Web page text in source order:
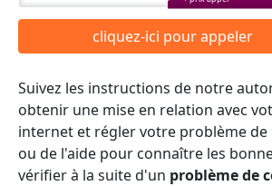
cliquez-ici pour appeler
Suivez les instructions de notre
obtenir une mise en relation avec
internet et régler votre problème
ou de l'aide pour connaître les
vérifier à la suite d'un problème de